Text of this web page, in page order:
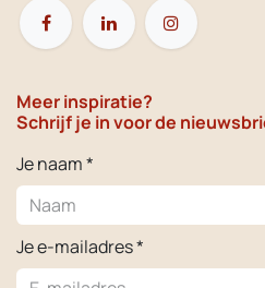
Meer inspiratie?
Schrijf je in voor de
Je naam *
Je e-mailadres *